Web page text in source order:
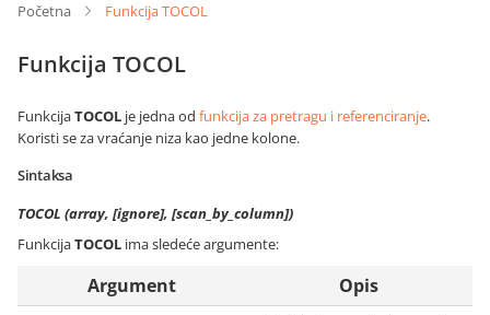
Početna Funkcija TOCOL
Funkcija TOCOL
FunkcijaTOCOL je jedna od funkcija za pretragu i referenciranje.
Koristi se za vraćanje niza kao jedne kolone.
Sintaksa
TOCOL (array, [ignore], [scan_by_column])
FunkcijaTOCOL ima sledeće argumente:
Argument Opis